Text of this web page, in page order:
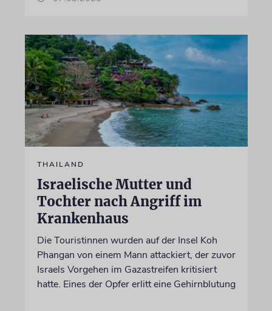
THAILAND
Israelische Mutter und
Tochter nach Angriff im
Krankenhaus
Die Touristinnen wurden auf der Insel Koh
Phangan von einem Mann attackiert, der zuvor
Israels Vorgehen im Gazastreifen kritisiert
hatte. Eines der Opfer erlitt eine Gehirnblutung